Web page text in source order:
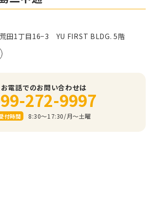
田1丁目16−3 YU FIRST BLDG. 5階
お電話でのお問い合わせは
272-9997
付時間 8:30～17:30/⽉〜⼟曜